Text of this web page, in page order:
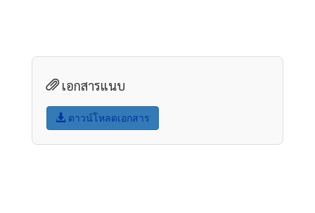
เอกสารแนบ
ดาวน์โหลดเอกสาร